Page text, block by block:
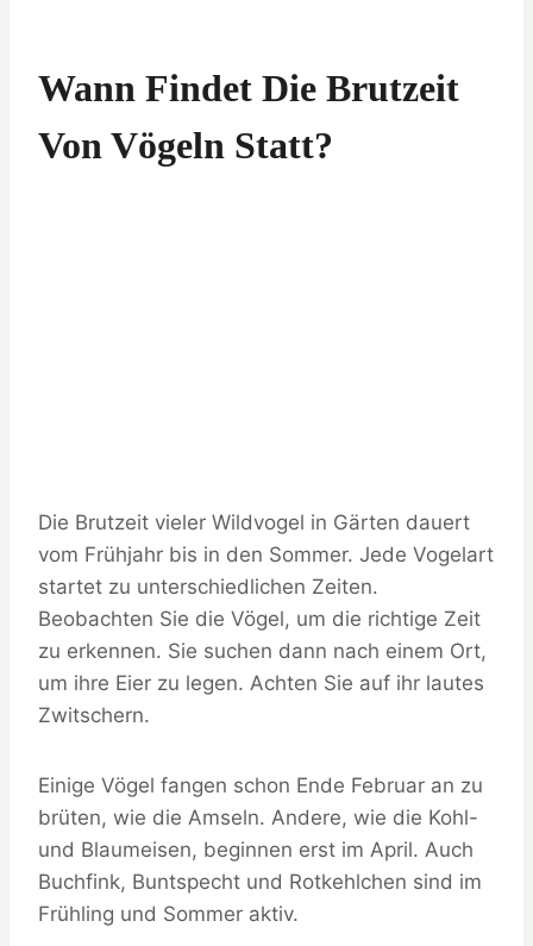
Wann Findet Die Brutzeit
Von Vögeln Statt?
Die Brutzeit vieler Wildvogel in Gärten dauert
vom Frühjahr bis in den Sommer. Jede Vogelart
startet zu unterschiedlichen Zeiten.
Beobachten Sie die Vögel, um die richtige Zeit
zu erkennen. Sie suchen dann nach einem Ort,
um ihre Eier zu legen. Achten Sie auf ihr lautes
Zwitschern.
Einige Vögel fangen schon Ende Februar an zu
brüten, wie die Amseln. Andere, wie die Kohl-
und Blaumeisen, beginnen erst im April. Auch
Buchfink, Buntspecht und Rotkehlchen sind im
Frühling und Sommer aktiv.